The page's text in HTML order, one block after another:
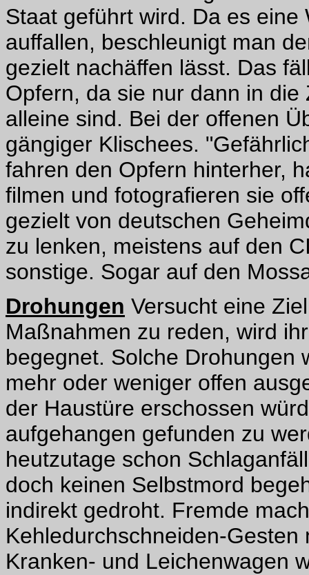
Staat geführt wird. Da es
auffallen, beschleunigt man
gezielt nachäffen lässt. Das
Opfern, da sie nur dann in
alleine sind. Bei der offenen
gängiger Klischees.
fahren den Opfern hinterher,
filmen und fotografieren sie
gezielt von deutschen
zu lenken, meistens auf den
sonstige. Sogar auf den
Drohungen Versucht eine
Maßnahmen zu reden, wird
begegnet. Solche Drohungen
mehr oder weniger offen
der Haustüre erschossen
aufgehangen gefunden zu
heutzutage schon
doch keinen Selbstmord
indirekt gedroht. Fremde
Kehledurchschneiden-
Kranken- und Leichenwagen